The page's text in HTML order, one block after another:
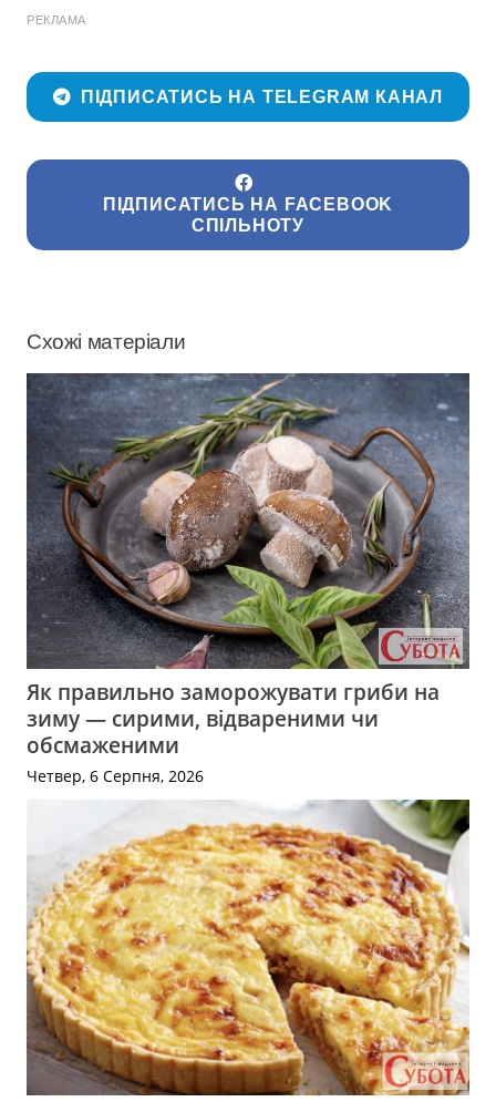
РЕКЛАМА
ПІДПИСАТИСЬ НА TELEGRAM КАНАЛ
ПІДПИСАТИСЬ НА FACEBOOK
СПІЛЬНОТУ
Схожі матеріали
Як правильно заморожувати гриби на
зиму — сирими, відвареними чи
обсмаженими
Четвер, 6 Серпня, 2026